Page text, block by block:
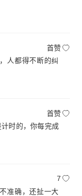
首赞
人都得不断的纠
首赞
计时的，你每完成
7
准确，还扯一大